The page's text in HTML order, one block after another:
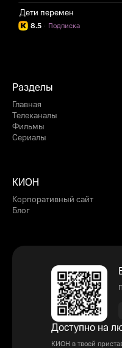
Дети перемен
8.5 Подписка
·
Разделы
Главная
Телеканалы
Фильмы
Сериалы
КИОН
Корпоративный сайт
Блог
Доступно на
КИОН в твоей